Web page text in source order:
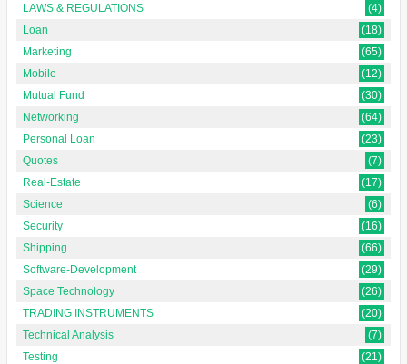
LAWS & REGULATIONS
(4)
Loan
(18)
Marketing
(65)
Mobile
(12)
Mutual Fund
(30)
Networking
(64)
Personal Loan
(23)
Quotes
(7)
Real-Estate
(17)
Science
(6)
Security
(16)
Shipping
(66)
Software-Development
(29)
Space Technology
(26)
TRADING INSTRUMENTS
(20)
Technical Analysis
(7)
Testing
(21)